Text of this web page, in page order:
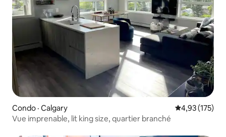
Condo · Calgary Note
4,93 (175)
Vue imprenable, lit king size, quartier branché